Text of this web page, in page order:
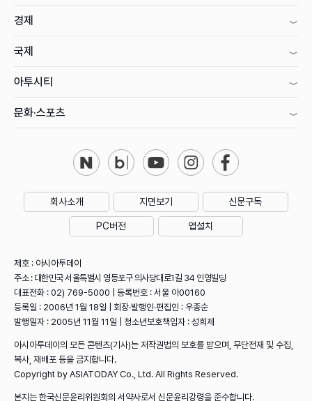
경제
국제
아투시티
문화·스포츠
회사소개 지면보기 신문구독
PC버전 앱설치
제호 : 아시아투데이
주소 : 대한민국 서울특별시 영등포구 의사당대로1길 34 인영빌딩
대표전화 : 02) 769-5000 | 등록번호 : 서울 아00160
등록일 : 2006년 1월 18일 | 회장·발행인·편집인 : 우종순
발행일자 : 2005년 11월 11일 | 청소년보호책임자 : 성희제
아시아투데이의 모든 콘텐츠(기사)는 저작권법의 보호를 받으며, 무단전재 및 수집,
복사, 재배포 등을 금지합니다.
Copyright by ASIATODAY Co., Ltd. All Rights Reserved.
본지는 한국신문윤리위원회의 서약사로서 신문윤리강령을 준수합니다.